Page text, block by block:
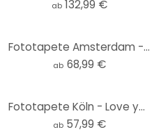
ab 132,99 €
Fototapete Amsterdam - Love your City
ab 68,99 €
Fototapete Köln - Love your City
ab 57,99 €